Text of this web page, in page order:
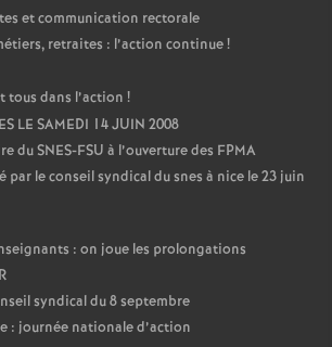
et communication rectorale
retraites : l’action continue!
tous dans l’action !
LE SAMEDI 14 JUIN 2008
du SNES-FSU à l’ouverture des FPMA
le conseil syndical du snes à nice le 23 juin
: on joue les prolongations
syndical du 8 septembre
: journée nationale d’action